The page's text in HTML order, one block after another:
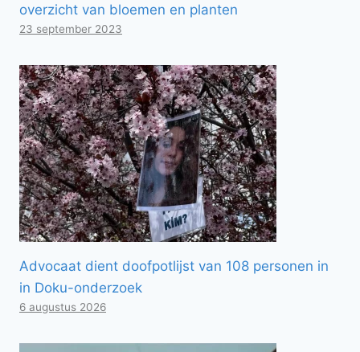
overzicht van bloemen en planten
23 september 2023
Advocaat dient doofpotlijst van 108 personen in
in Doku-onderzoek
6 augustus 2026